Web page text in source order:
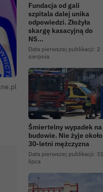
zdjęcia:
Fundacja od gali
szpitala dalej unika
odpowiedzi. Złożyła
skargę kasacyjną do
NS…
Data pierwszej publikacji: 2
sierpnia
Śmiertelny wypadek na
budowie. Nie żyje około
30-letni mężczyzna
Data pierwszej publikacji: 31
lipca